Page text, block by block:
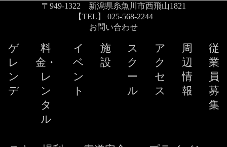
〒949-1322 新潟県糸魚川市西飛山1821
【TEL】 025-568-2244
お問い合わせ
ゲ
レ
ン
デ
料
金・
レ
ン
タ
ル
イ
ベ
ン
ト
施
設
ス
ク
ー
ル
ア
ク
セ
ス
周
辺
情
報
従
業
員
募
集